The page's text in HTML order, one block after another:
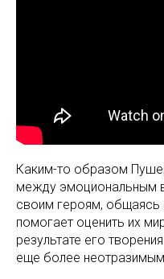
Каким-то образом
между эмоциональным
своим героям, общаясь
помогает оценить их
результате его
еще более